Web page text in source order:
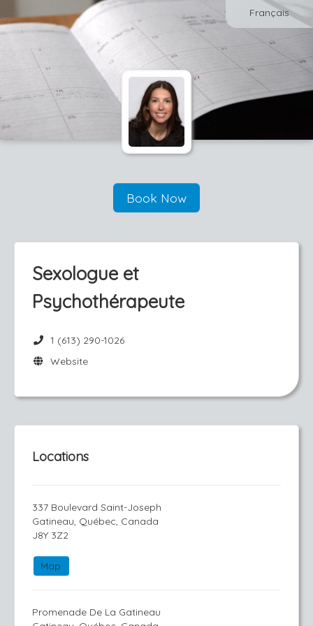
Français
Book Now
Sexologue et
Psychothérapeute
1 (613) 290-1026
Website
Locations
337 Boulevard Saint-Joseph
Gatineau, Québec, Canada
J8Y 3Z2
Map
Promenade De La Gatineau